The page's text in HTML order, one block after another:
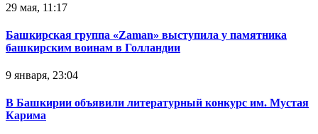
29 мая, 11:17
Башкирская группа «Zaman» выступила у памятника
башкирским воинам в Голландии
9 января, 23:04
В Башкирии объявили литературный конкурс им. Мустая
Карима